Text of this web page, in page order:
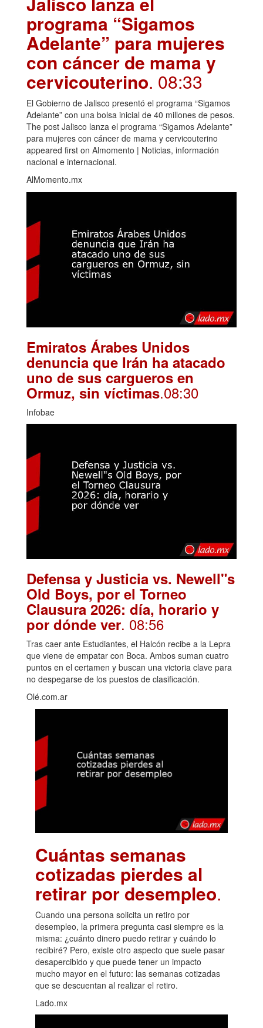
programa “Sigamos
Adelante” para mujeres
con cáncer de mama y
cervicouterino. 08:33
El Gobierno de Jalisco presentó el programa “Sigamos
Adelante” con una bolsa inicial de 40 millones de pesos.
The post Jalisco lanza el programa “Sigamos Adelante”
para mujeres con cáncer de mama y cervicouterino
appeared first on Almomento | Noticias, información
nacional e internacional.
AlMomento.mx
Emiratos Árabes Unidos
denuncia que Irán ha atacado
uno de sus cargueros en
Ormuz, sin víctimas.08:30
Infobae
Defensa y Justicia vs. Newell"s
Old Boys, por el Torneo
Clausura 2026: día, horario y
por dónde ver. 08:56
Tras caer ante Estudiantes, el Halcón recibe a la Lepra
que viene de empatar con Boca. Ambos suman cuatro
puntos en el certamen y buscan una victoria clave para
no despegarse de los puestos de clasificación.
Olé.com.ar
Cuántas semanas
cotizadas pierdes al
retirar por desempleo.
Cuando una persona solicita un retiro por
desempleo, la primera pregunta casi siempre es la
misma: ¿cuánto dinero puedo retirar y cuándo lo
recibiré? Pero, existe otro aspecto que suele pasar
desapercibido y que puede tener un impacto
mucho mayor en el futuro: las semanas cotizadas
que se descuentan al realizar el retiro.
Lado.mx